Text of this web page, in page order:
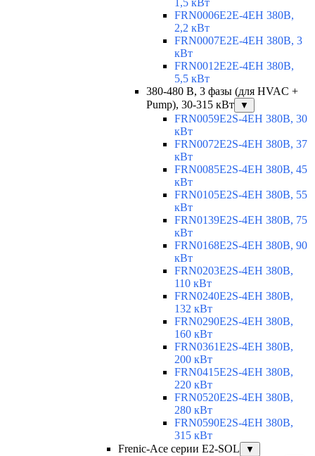
1,5 кВт
FRN0006E2E-4EH 380В,
2,2 кВт
FRN0007E2E-4EH 380В, 3
кВт
FRN0012E2E-4EH 380В,
5,5 кВт
380-480 В, 3 фазы (для HVAC +
Pump), 30-315 кВт
▼
FRN0059E2S-4EH 380В, 30
кВт
FRN0072E2S-4EH 380В, 37
кВт
FRN0085E2S-4EH 380В, 45
кВт
FRN0105E2S-4EH 380В, 55
кВт
FRN0139E2S-4EH 380В, 75
кВт
FRN0168E2S-4EH 380В, 90
кВт
FRN0203E2S-4EH 380В,
110 кВт
FRN0240E2S-4EH 380В,
132 кВт
FRN0290E2S-4EH 380В,
160 кВт
FRN0361E2S-4EH 380В,
200 кВт
FRN0415E2S-4EH 380В,
220 кВт
FRN0520E2S-4EH 380В,
280 кВт
FRN0590E2S-4EH 380В,
315 кВт
Frenic-Ace серии E2-SOL
▼